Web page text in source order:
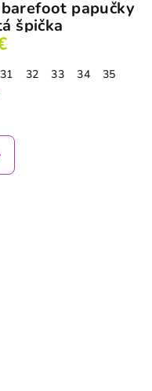
papučky
špička
31 32 33 34
35